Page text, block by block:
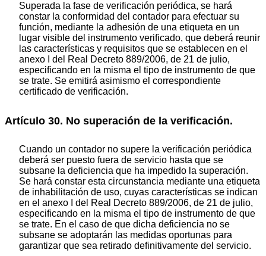
Superada la fase de verificación periódica, se hará
constar la conformidad del contador para efectuar su
función, mediante la adhesión de una etiqueta en un
lugar visible del instrumento verificado, que deberá reunir
las características y requisitos que se establecen en el
anexo I del Real Decreto 889/2006, de 21 de julio,
especificando en la misma el tipo de instrumento de que
se trate. Se emitirá asimismo el correspondiente
certificado de verificación.
Artículo 30. No superación de la verificación.
Cuando un contador no supere la verificación periódica
deberá ser puesto fuera de servicio hasta que se
subsane la deficiencia que ha impedido la superación.
Se hará constar esta circunstancia mediante una etiqueta
de inhabilitación de uso, cuyas características se indican
en el anexo I del Real Decreto 889/2006, de 21 de julio,
especificando en la misma el tipo de instrumento de que
se trate. En el caso de que dicha deficiencia no se
subsane se adoptarán las medidas oportunas para
garantizar que sea retirado definitivamente del servicio.